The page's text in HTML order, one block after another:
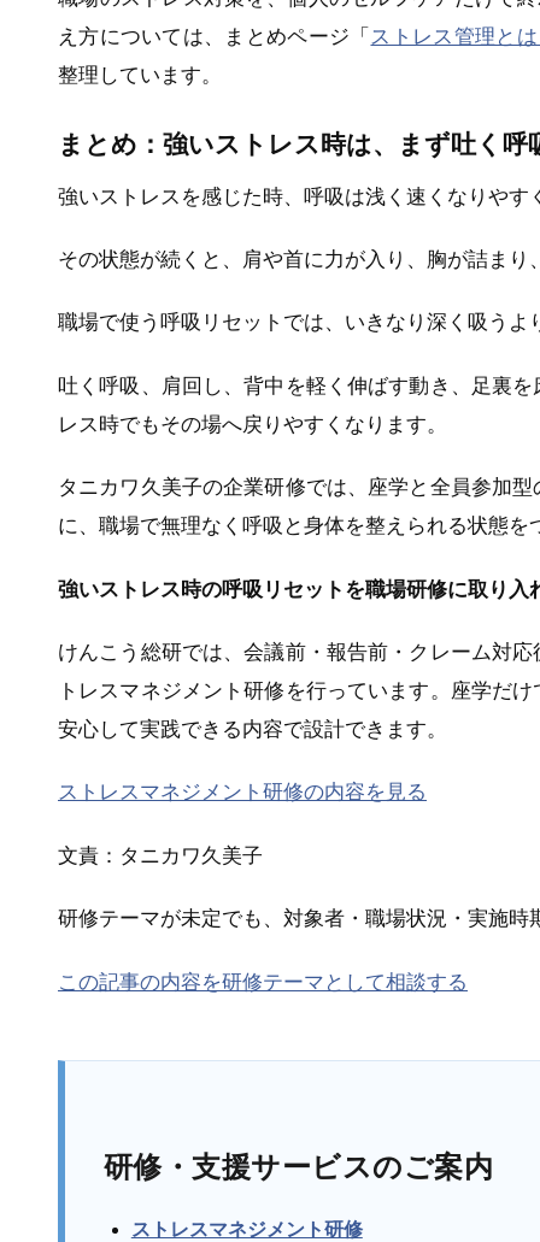
え方については、まとめページ「 ストレス管理と
整理しています。
まとめ：強いストレス時は、まず吐く呼
強いストレスを感じた時、呼吸は浅く速くなりやす
その状態が続くと、肩や首に力が入り、胸が詰ま
職場で使う呼吸リセットでは、いきなり深く吸う
吐く呼吸、肩回し、背中を軽く伸ばす動き、足裏
レス時でもその場へ戻りやすくなります。
タニカワ久美子の企業研修では、座学と全員参加
に、職場で無理なく呼吸と身体を整えられる状態を
強いストレス時の呼吸リセットを職場研修に取り入
けんこう総研では、会議前・報告前・クレーム対
トレスマネジメント研修を行っています。座学だ
安心して実践できる内容で設計できます。
ストレスマネジメント研修の内容を見る
文責：タニカワ久美子
研修テーマが未定でも、対象者・職場状況・実施時
この記事の内容を研修テーマとして相談する
研修・支援サービスのご案内
ストレスマネジメント研修